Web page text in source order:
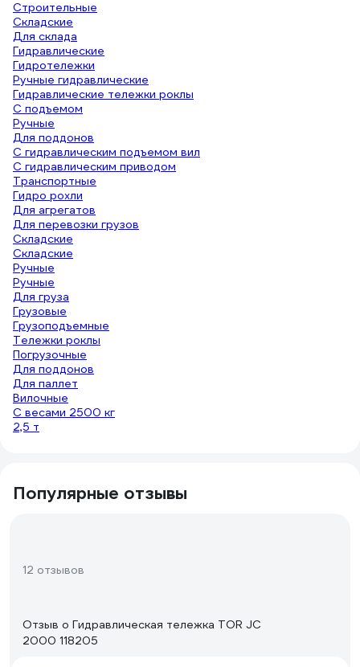
Строительные
Складские
Для склада
Гидравлические
Гидротележки
Ручные гидравлические
Гидравлические тележки роклы
С подъемом
Ручные
Для поддонов
С гидравлическим подъемом вил
С гидравлическим приводом
Транспортные
Гидро рохли
Для агрегатов
Для перевозки грузов
Складские
Складские
Ручные
Ручные
Для груза
Грузовые
Грузоподъемные
Тележки роклы
Погрузочные
Для поддонов
Для паллет
Вилочные
С весами 2500 кг
2,5 т
Популярные отзывы
12 отзывов
Отзыв о Гидравлическая тележка TOR JC
2000 118205